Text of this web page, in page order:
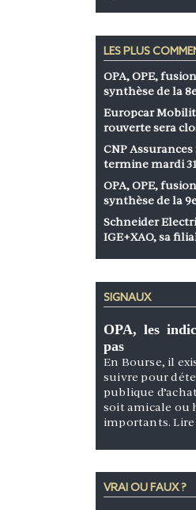
LES PLUS
OPA, OPE,
synthèse de la
Europcar
rouverte sera
CNP Assurances
termine mardi
OPA, OPE,
synthèse de la
Schneider
IGE+XAO, sa
SIGNAUX
OPA, les
pas
En Bourse, il
suivre pour
publique
soit amicale ou
importants.
VRAI OU FAUX ?